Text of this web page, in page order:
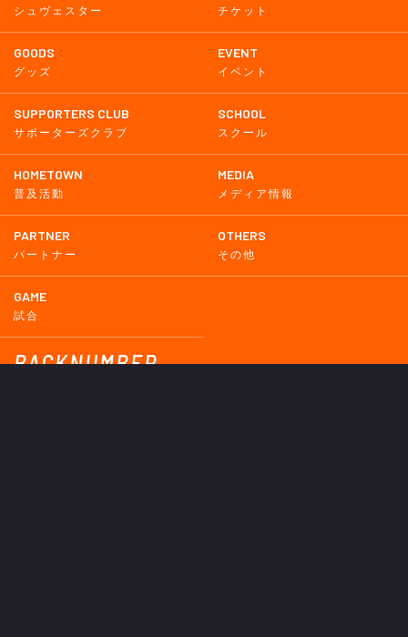
シュヴェスター チケット
GOODS
グッズ
EVENT
イベント
SUPPORTERS CLUB
サポーターズクラブ
SCHOOL
スクール
HOMETOWN
普及活動
MEDIA
メディア情報
PARTNER
パートナー
OTHERS
その他
GAME
試合
BACKNUMBER